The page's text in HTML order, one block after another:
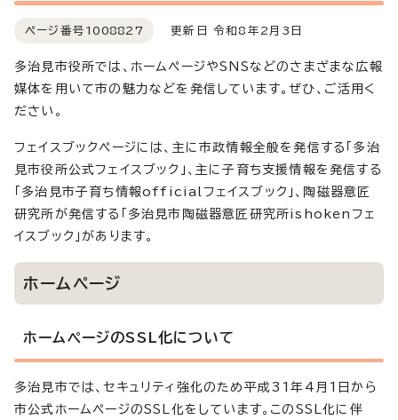
ページ番号 1008827 更新日 令和8年2月3日
多治見市役所では、ホームページやSNSなどのさまざまな広報
媒体を用いて市の魅力などを発信しています。ぜひ、ご活用く
ださい。
フェイスブックページには、主に市政情報全般を発信する「多治
見市役所公式フェイスブック」、主に子育ち支援情報を発信する
「多治見市子育ち情報officialフェイスブック」、陶磁器意匠
研究所が発信する「多治見市陶磁器意匠研究所ishokenフェ
イスブック」があります。
ホームページ
ホームページのSSL化について
多治見市では、セキュリティ強化のため平成31年4月1日から
市公式ホームページのSSL化をしています。このSSL化に伴